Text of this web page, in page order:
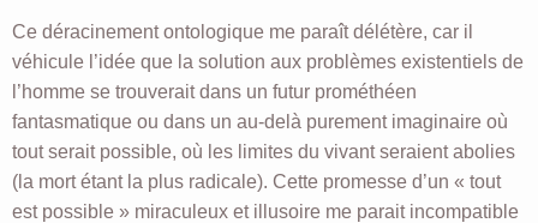
Ce déracinement ontologique me paraît délétère, car il
véhicule l’idée que la solution aux problèmes existentiels de
l’homme se trouverait dans un futur prométhéen
fantasmatique ou dans un au-delà purement imaginaire où
tout serait possible, où les limites du vivant seraient abolies
(la mort étant la plus radicale). Cette promesse d’un « tout
est possible » miraculeux et illusoire me parait incompatible